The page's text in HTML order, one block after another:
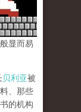
显而易
贝利亚被
、那些
的机构